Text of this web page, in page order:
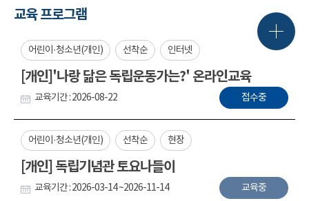
교육 프로그램
어린이·청소년(개인) 선착순 인터넷
[개인]'나랑 닮은 독립운동가는?' 온라인교육
교육기간 : 2026-08-22 접수중
어린이·청소년(개인) 선착순 현장
[개인] 독립기념관 토요나들이
교육기간 : 2026-03-14 ~2026-11-14 교육중